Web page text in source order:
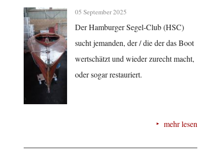
05 September 2025
Der Hamburger Segel-Club (HSC)
sucht jemanden, der / die der das Boot
wertschätzt und wieder zurecht macht,
oder sogar restauriert.
mehr lesen